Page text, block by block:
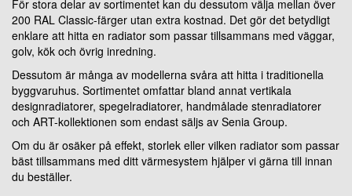
För stora delar av sortimentet kan du dessutom välja mellan över
200 RAL Classic-färger utan extra kostnad. Det gör det betydligt
enklare att hitta en radiator som passar tillsammans med väggar,
golv, kök och övrig inredning.
Dessutom är många av modellerna svåra att hitta i traditionella
byggvaruhus. Sortimentet omfattar bland annat vertikala
designradiatorer, spegelradiatorer, handmålade stenradiatorer
och ART-kollektionen som endast säljs av Senia Group.
Om du är osäker på effekt, storlek eller vilken radiator som passar
bäst tillsammans med ditt värmesystem hjälper vi gärna till innan
du beställer.